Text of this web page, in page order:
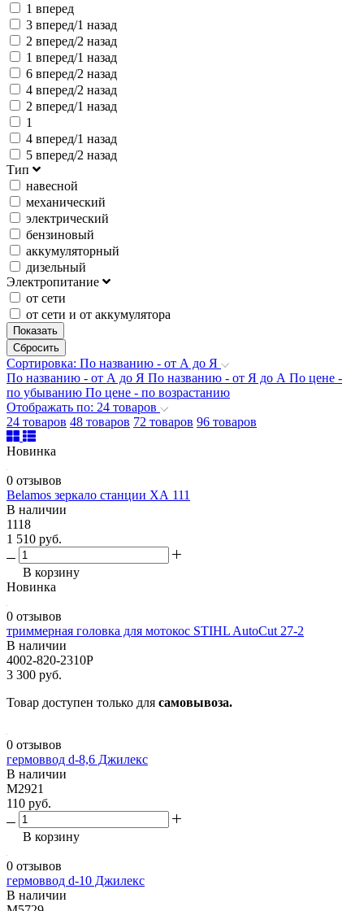
1 вперед
3 вперед/1 назад
2 вперед/2 назад
1 вперед/1 назад
6 вперед/2 назад
4 вперед/2 назад
2 вперед/1 назад
1
4 вперед/1 назад
5 вперед/2 назад
Тип
навесной
механический
электрический
бензиновый
аккумуляторный
дизельный
Электропитание
от сети
от сети и от аккумулятора
Сортировка: По названию - от А до Я
По названию - от А до Я По названию - от Я до А По цене -
по убыванию По цене - по возрастанию
Отображать по: 24 товаров
24 товаров 48 товаров 72 товаров 96 товаров
Новинка
0 отзывов
Belamos зеркало станции XА 111
В наличии
1118
1 510 руб.
В корзину
Новинка
0 отзывов
триммерная головка для мотокос STIHL AutoCut 27-2
В наличии
4002-820-2310P
3 300 руб.
Товар доступен только для самовывоза.
0 отзывов
гермоввод d-8,6 Джилекс
В наличии
М2921
110 руб.
В корзину
0 отзывов
гермоввод d-10 Джилекс
В наличии